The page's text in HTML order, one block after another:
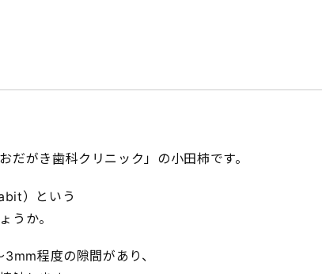
だがき歯科クリニック」の小田柿です。
）という
うか。
程度の隙間があり、